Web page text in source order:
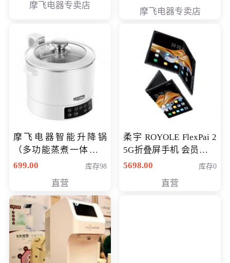
摩飞电器专卖店
摩飞电器专卖店
摩飞电器智能升降锅
（多功能蒸煮一体锅）
（智能升降养生锅） 会
699.00 库存98
直营
柔宇 ROYOLE FlexPai 2
5G折叠屏手机 会员专享
购买价格 4998元
5698.00 库存0
直营